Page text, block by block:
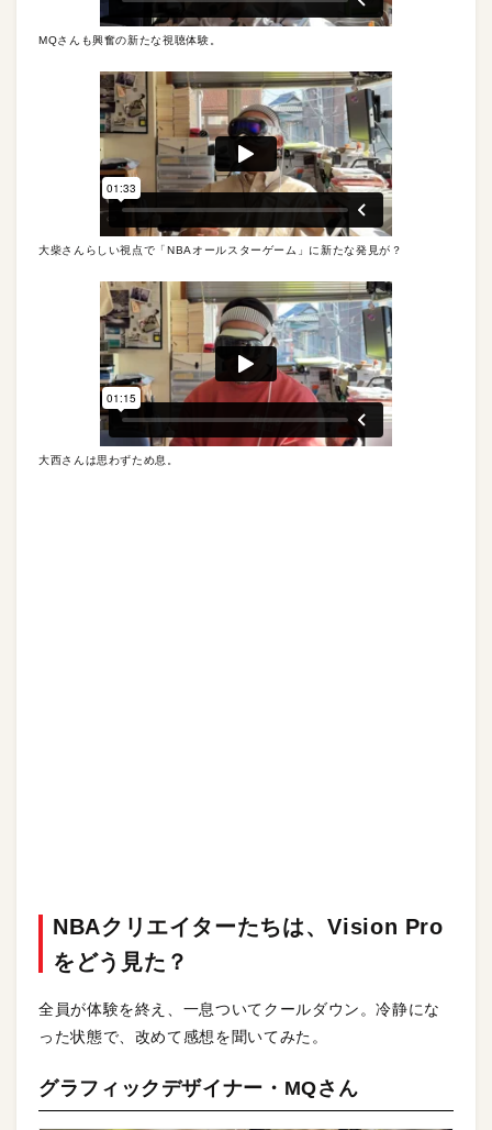
MQさんも興奮の新たな視聴体験。
大柴さんらしい視点で「NBAオールスターゲーム」に新たな発見が？
大西さんは思わずため息。
NBAクリエイターたちは、Vision Pro
をどう見た？
全員が体験を終え、一息ついてクールダウン。冷静にな
った状態で、改めて感想を聞いてみた。
グラフィックデザイナー・MQさん